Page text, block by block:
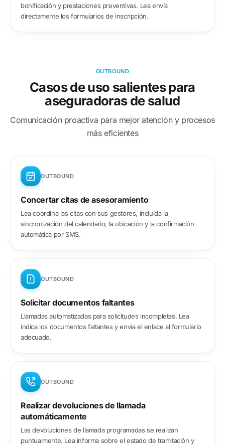
bonificación y prestaciones preventivas. Lea envía
directamente los formularios de inscripción.
OUTBOUND
Casos de uso salientes para
aseguradoras de salud
Comunicación proactiva para mejor atención y procesos
más eficientes
OUTBOUND
Concertar citas de asesoramiento
Lea coordina las citas con sus gestores, incluida la
sincronización del calendario, la ubicación y la confirmación
automática por SMS.
OUTBOUND
Solicitar documentos faltantes
Llamadas automatizadas para solicitudes incompletas. Lea
indica los documentos faltantes y envía el enlace al formulario
adecuado.
OUTBOUND
Realizar devoluciones de llamada
automáticamente
Las devoluciones de llamada programadas se realizan
puntualmente. Lea informa sobre el estado de tramitación y